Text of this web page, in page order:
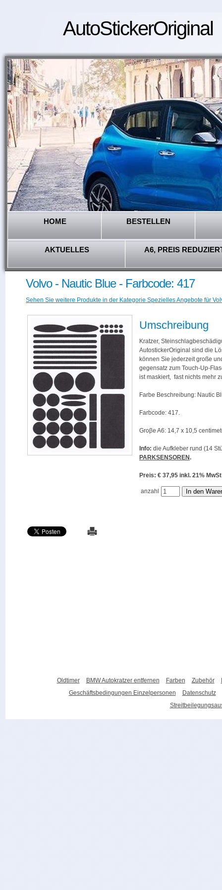
AutoStickerOriginal
HOME BESTELLEN
AKTUELLES A6, PREIS
Volvo - Nautic Blue - Farbcode: 417
Sehen Sie weitere Produkte in der Kategorie Spezielles Angebote für
Umschreibung
Kratzer,
AutostickerOriginal sind die
können Sie jederzeit große
gegensatz zum Touch-Up-
ist maskiert, fast nichts mehr
Farbe Beschreibung: Nautic
Farbcode: 417.
Groβe A6: 14,7 x 10,5
Info: die Aufkleber rund (14
PARKSENSOREN.
Preis: € 37,95 inkl. 21%
anzahl
Oldtimer BMW Autokratzer entfernen Farben Zubehör
Geschäftsbedingungen Einzelpersonen
Datenschutz